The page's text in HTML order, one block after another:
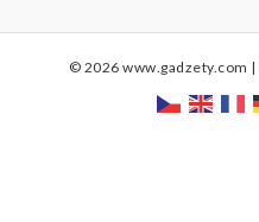
© 2026 www.gadzety.com